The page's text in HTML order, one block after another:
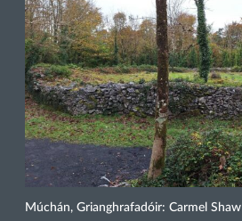
Múchán, Grianghrafadóir: Carmel Shaw